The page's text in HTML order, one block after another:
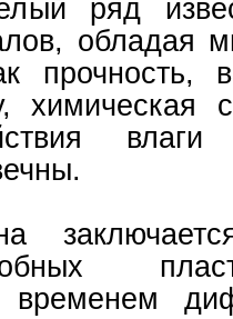
ряд
обладая
прочность,
химическая
временем